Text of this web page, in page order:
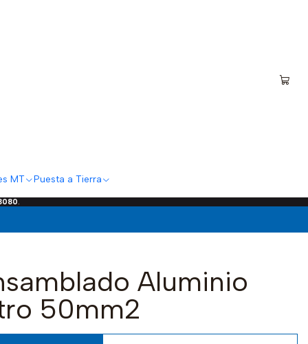
MT Puesta a Tierra
Aluminio
50mm2